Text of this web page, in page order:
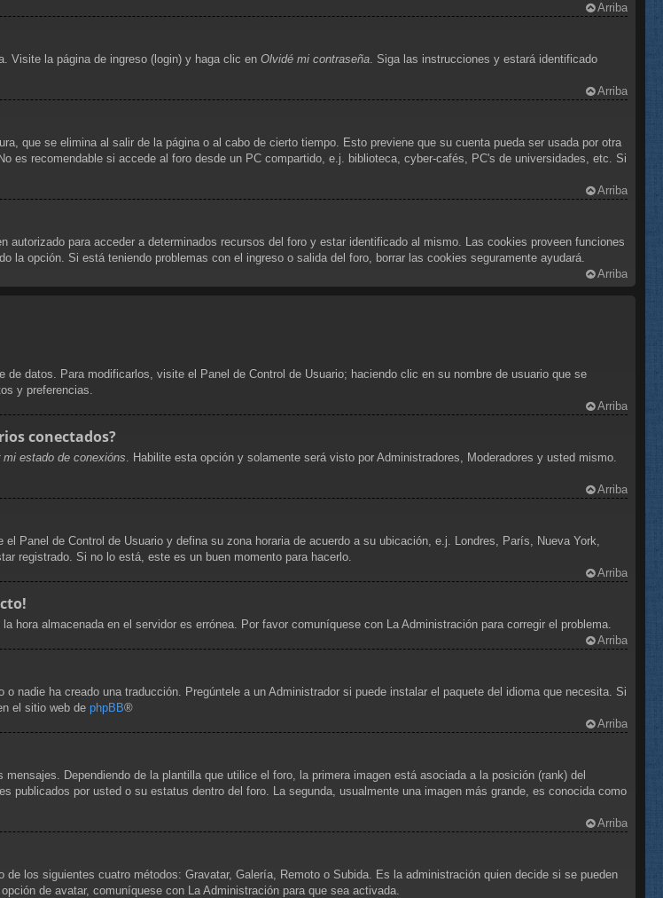
Arriba
Visite la página de ingreso (login) y haga clic en Olvidé mi contraseña. Siga las instrucciones y estará identificado
Arriba
que se elimina al salir de la página o al cabo de cierto tiempo. Esto previene que su cuenta pueda ser usada por otra
es recomendable si accede al foro desde un PC compartido, e.j. biblioteca, cyber-cafés, PC's de universidades, etc. Si
Arriba
para acceder a determinados recursos del foro y estar identificado al mismo. Las cookies proveen funciones
la opción. Si está teniendo problemas con el ingreso o salida del foro, borrar las cookies seguramente ayudará.
Arriba
datos. Para modificarlos, visite el Panel de Control de Usuario; haciendo clic en su nombre de usuario que se
y preferencias.
Arriba
conectados?
mi estado de conexións . Habilite esta opción y solamente será visto por Administradores, Moderadores y usted mismo.
Arriba
Panel de Control de Usuario y defina su zona horaria de acuerdo a su ubicación, e.j. Londres, París, Nueva York,
registrado. Si no lo está, este es un buen momento para hacerlo.
Arriba
almacenada en el servidor es errónea. Por favor comuníquese con La Administración para corregir el problema.
Arriba
nadie ha creado una traducción. Pregúntele a un Administrador si puede instalar el paquete del idioma que necesita. Si
el sitio web de phpBB®
Arriba
Dependiendo de la plantilla que utilice el foro, la primera imagen está asociada a la posición (rank) del
publicados por usted o su estatus dentro del foro. La segunda, usualmente una imagen más grande, es conocida como
Arriba
los siguientes cuatro métodos: Gravatar, Galería, Remoto o Subida. Es la administración quien decide si se pueden
de avatar, comuníquese con La Administración para que sea activada.